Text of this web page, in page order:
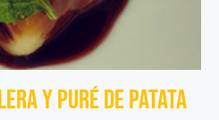
y Puré de Patata